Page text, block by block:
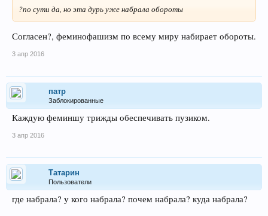
?по сути да, но эта дурь уже набрала обороты
Согласен?, феминофашизм по всему миру набирает обороты.
3 апр 2016
патр
Заблокированные
Каждую феминшу трижды обеспечивать пузиком.
3 апр 2016
Татарин
Пользователи
где набрала? у кого набрала? почем набрала? куда набрала?